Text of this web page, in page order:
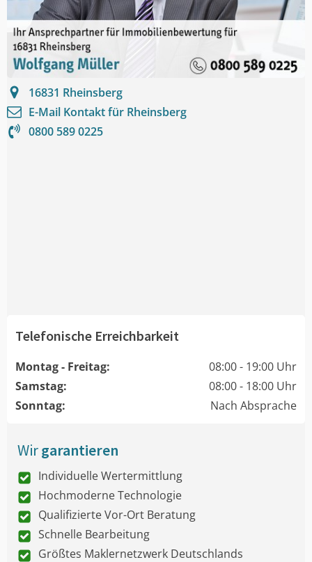
16831 Rheinsberg
E-Mail Kontakt für Rheinsberg
0800 589 0225
Telefonische Erreichbarkeit
Montag - Freitag:
08:00 - 19:00 Uhr
Samstag:
08:00 - 18:00 Uhr
Sonntag:
Nach Absprache
Wirgarantieren
Individuelle Wertermittlung
Hochmoderne Technologie
Qualifizierte Vor-Ort Beratung
Schnelle Bearbeitung
Größtes Maklernetzwerk Deutschlands